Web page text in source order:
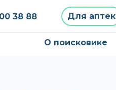
38 88 Для аптек
О поисковике